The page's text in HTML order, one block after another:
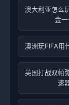
澳大利亚怎么
金一
澳洲玩FIFA用
英国打战双帕
速